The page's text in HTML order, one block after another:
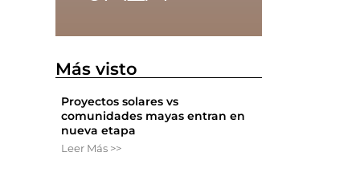
Más visto
Proyectos solares vs
comunidades mayas entran en
nueva etapa
Leer Más >>